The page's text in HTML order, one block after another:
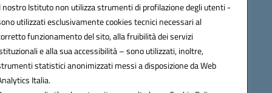
nostro Istituto non utilizza strumenti di profilazione degli utenti -
utilizzati esclusivamente cookies tecnici necessari al
funzionamento del sito, alla fruibilità dei servizi
e alla sua accessibilità – sono utilizzati, inoltre,
statistici anonimizzati messi a disposizione da Web
Italia.
(PEC):tpis002005@pec.istruzione.it